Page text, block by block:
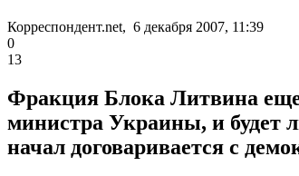
Корреспондент.net, 6 декабря 2007, 11:39
0
13
Фракция Блока Литвина
министра Украины, и будет
начал договаривается с